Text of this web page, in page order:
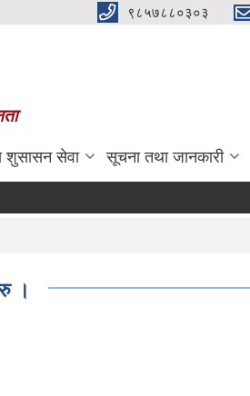
९८५७८८०३०३
शुसासन सेवा सूचना तथा जानकारी
।